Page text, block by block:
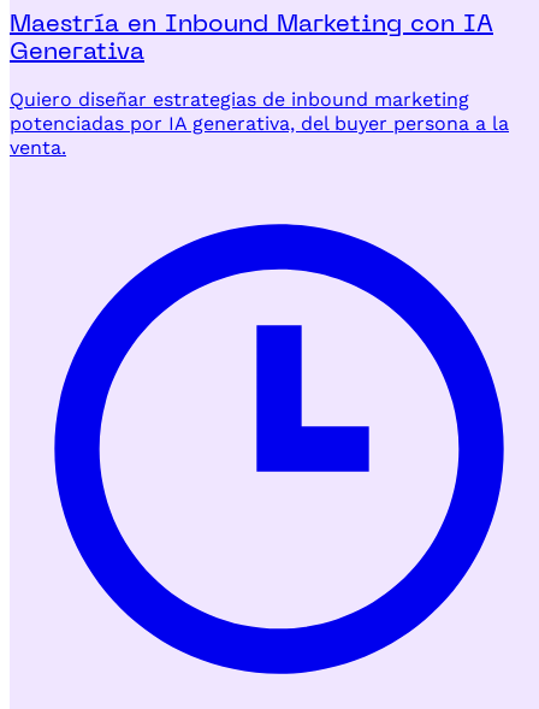
Maestría en Inbound Marketing con IA
Generativa
Quiero diseñar estrategias de inbound marketing
potenciadas por IA generativa, del buyer persona a la
venta.